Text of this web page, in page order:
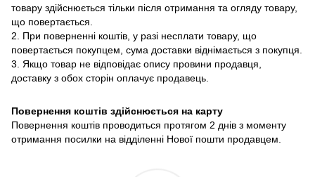
товару здійснюється тільки після отримання та огляду товару,
що повертається.
2. При поверненні коштів, у разі несплати товару, що
повертається покупцем, сума доставки віднімається з покупця.
3. Якщо товар не відповідає опису провини продавця,
доставку з обох сторін оплачує продавець.
Повернення коштів здійснюється на карту
Повернення коштів проводиться протягом 2 днів з моменту
отримання посилки на відділенні Нової пошти продавцем.